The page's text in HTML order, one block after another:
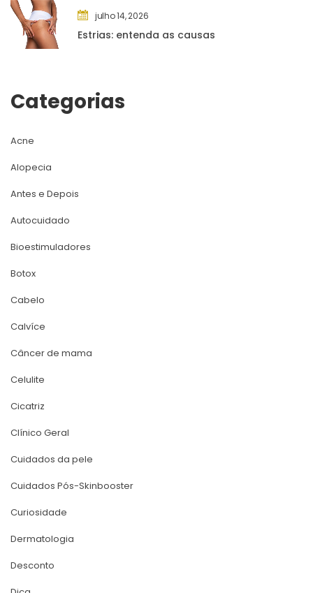
julho 14, 2026
Estrias: entenda as causa
Categoria
Acne
Alopecia
Antes e Depoi
Autocuidado
Bioestimuladore
Botox
Cabelo
Calvíce
Câncer de mama
Celulite
Cicatriz
Clínico Geral
Cuidados da pele
Cuidados Pós-Skinbooster
Curiosidade
Dermatologia
Desconto